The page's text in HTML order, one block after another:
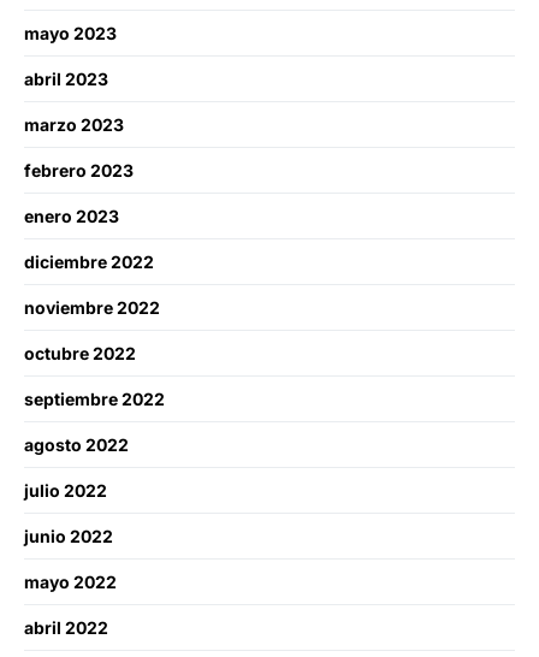
mayo 2023
abril 2023
marzo 2023
febrero 2023
enero 2023
diciembre 2022
noviembre 2022
octubre 2022
septiembre 2022
agosto 2022
julio 2022
junio 2022
mayo 2022
abril 2022